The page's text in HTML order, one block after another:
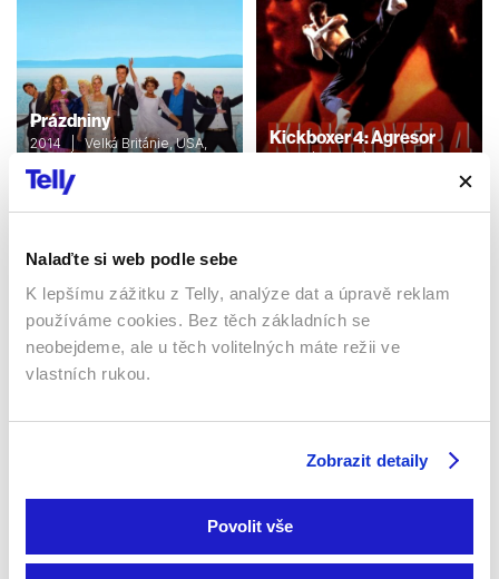
Nalaďte si web podle sebe
K lepšímu zážitku z Telly, analýze dat a úpravě reklam
používáme cookies. Bez těch základních se
neobejdeme, ale u těch volitelných máte režii ve
vlastních rukou.
Zobrazit detaily
Povolit vše
Prázdniny
2014 | Velká Británie, USA,
Filmy / Ostatní / Romantický /
Hudební
Kickboxer 4: Agresor
Filmy / Thrillery / Romantický
Sledujte kdekoliv až na 6 zařízeních
Sledovat internetovou televizi jde odkudkoliv
po celé EU, a to až na 6 zařízeních.